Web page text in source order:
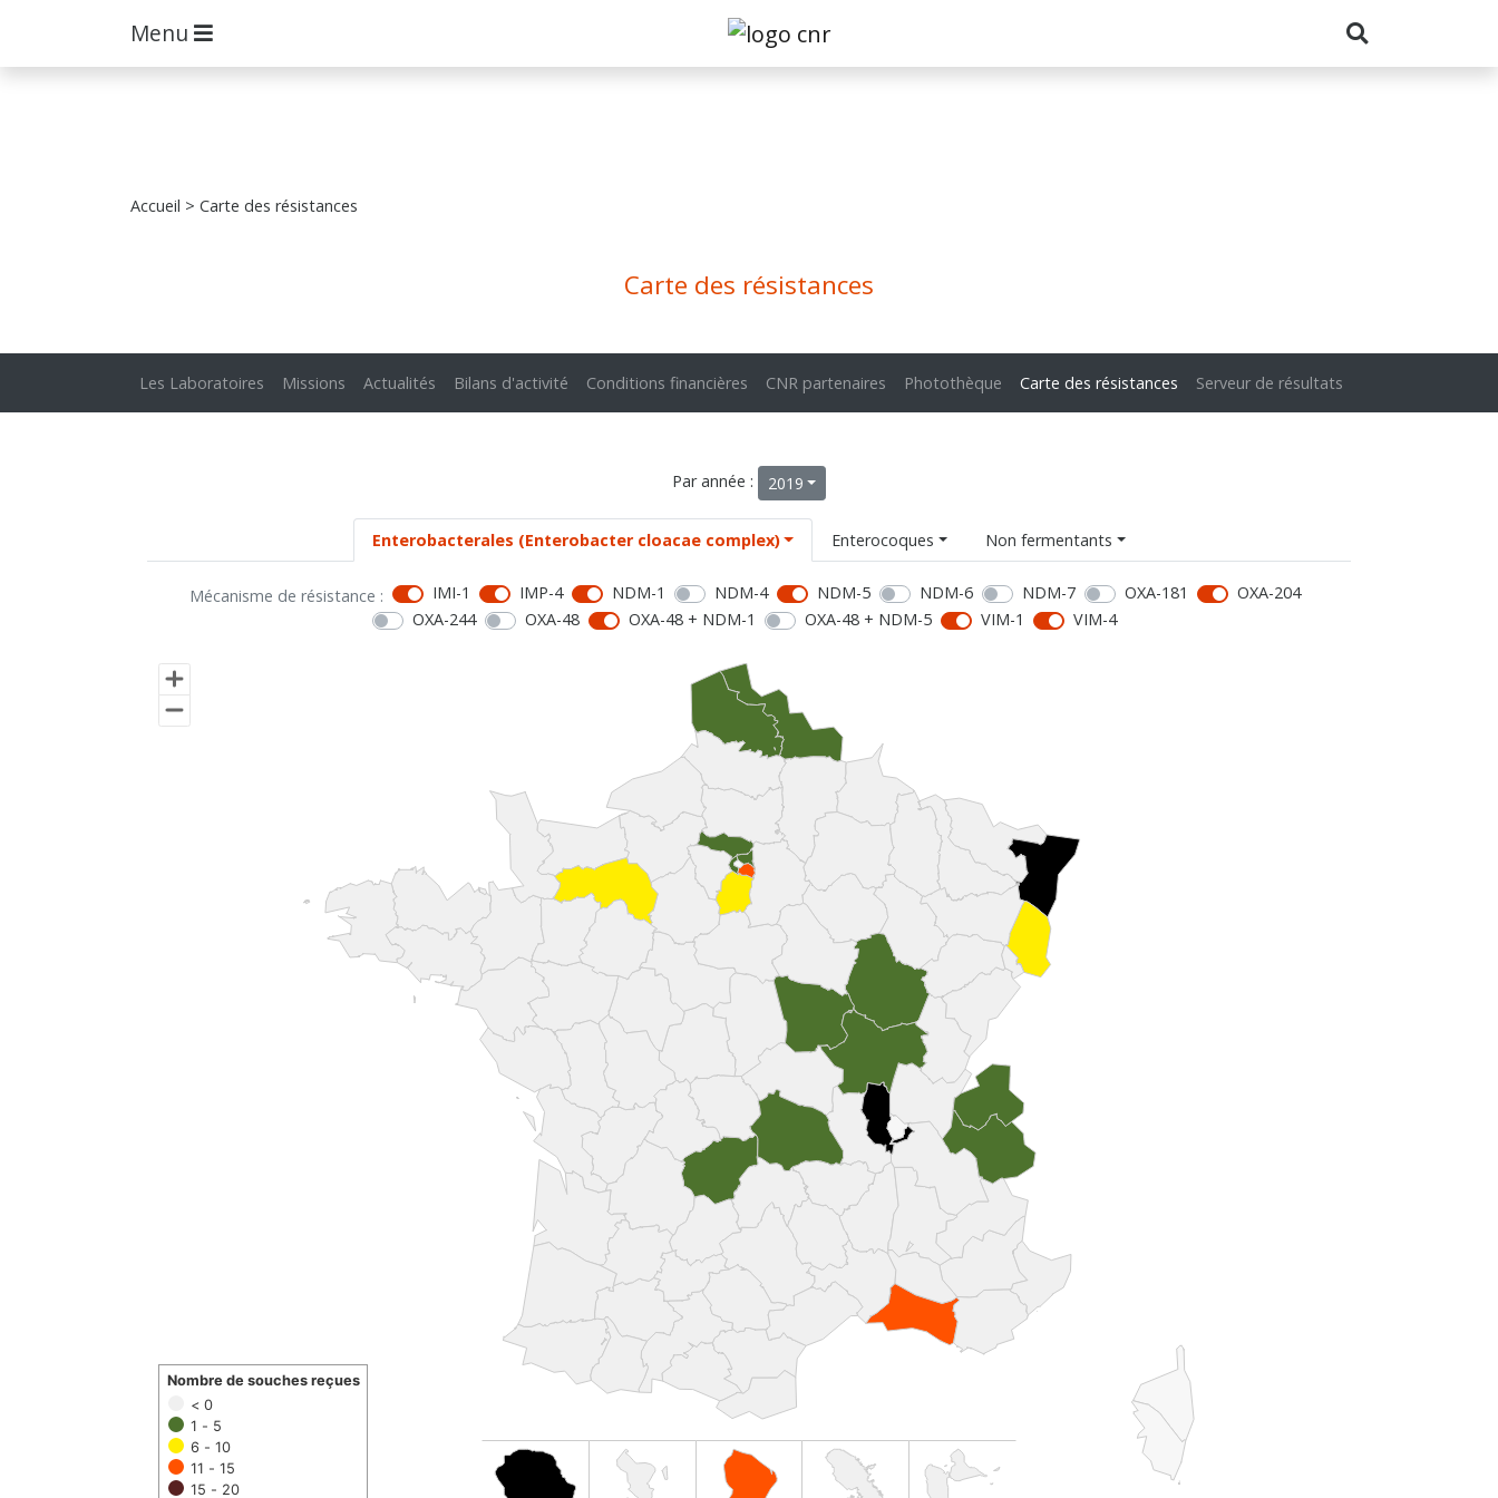
Menu
Accueil > Carte des résistances
Carte des résistances
Les Laboratoires Missions Actualités Bilans d'activité Conditions financières CNR partenaires Photothèque Carte des résistances Serveur de résultats
Par année : 2019
Enterobacterales (Enterobacter cloacae complex) Enterocoques Non fermentants
Mécanisme de résistance : IMI-1 IMP-4 NDM-1 NDM-4 NDM-5 NDM-6 NDM-7 OXA-181
OXA-204
OXA-244
OXA-48 OXA-48 + NDM-1 OXA-48 + NDM-5 VIM-1 VIM-4
< 0
1 - 5
6 - 10
11 - 15
15 - 20
Nombre de souches reçues